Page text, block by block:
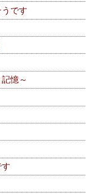
です
憶～